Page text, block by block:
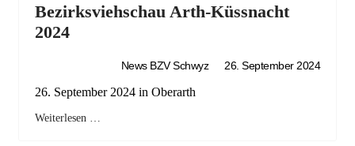
Bezirksviehschau Arth-Küssnacht
2024
News BZV Schwyz 26. September 2024
26. September 2024 in Oberarth
Weiterlesen …